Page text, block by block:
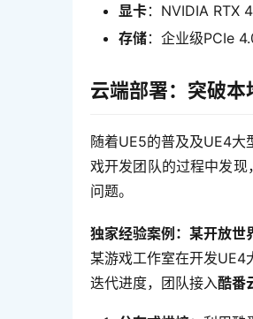
显卡：NVIDIA RTX
存储：企业级PCIe
云端部署：突破
随着UE5的普及及UE4大
戏开发团队的过程中发现
问题。
独家经验案例：某开放世
某游戏工作室在开发UE4
迭代进度，团队接入酷番